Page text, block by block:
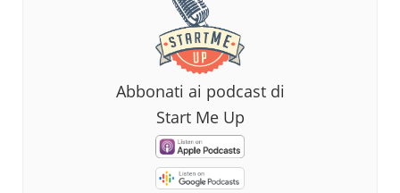
Abbonati ai podcast di
Start Me Up